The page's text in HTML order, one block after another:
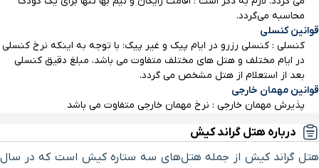
توتی فروتی
بازار بهکیش ۳ دقیقه با خودرو (۱ کیلومتر و ۳۸۹ متر)
بازار ونوس ۳ دقیقه با خودرو (۱ کیلومتر و ۳۹۲ متر)
بازار زیتون ۳ دقیقه با خودرو (۱ کیلومتر و ۴۲۸ متر)
محاسبه می‌گردد.
قوانین کنسلی
کنسلی : کنسلی رزرو در ایام پیک و غیر پیک: با توجه به اینکه نرخ کنسلی
در ایام مختلف و هتل های مختلف متفاوت می باشد، مبلغ دقیق کنسلی
بعد از استعلام از هتل مشخص می گردد.
قوانین مهمان خارجی
پذیرش مهمان خارجی : نرخ مهمان خارجی متفاوت می باشد
درباره هتل گراند کیش
هتل گراند کیش از جمله هتل‌های سه ستاره کیش است که در سال